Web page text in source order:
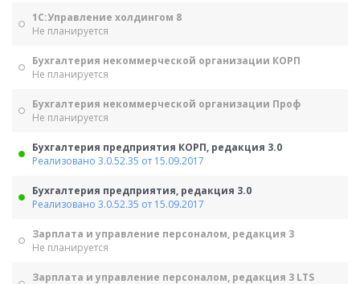
1С:Управление холдингом 8
Не планируется
Бухгалтерия некоммерческой организации КОРП
Не планируется
Бухгалтерия некоммерческой организации Проф
Не планируется
Бухгалтерия предприятия КОРП, редакция 3.0
Реализовано 3.0.52.35 от 15.09.2017
Бухгалтерия предприятия, редакция 3.0
Реализовано 3.0.52.35 от 15.09.2017
Зарплата и управление персоналом, редакция 3
Не планируется
Зарплата и управление персоналом, редакция 3 LTS